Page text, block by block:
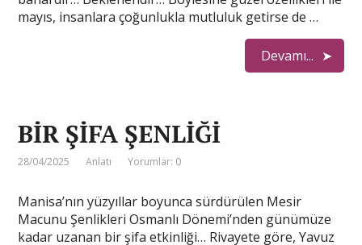
mayıs, insanlara çoğunlukla mutluluk getirse de …
Devamı...
BİR ŞİFA ŞENLİĞİ
28/04/2025 Anlatı Yorumlar: 0
Manisa’nın yüzyıllar boyunca sürdürülen Mesir
Macunu Şenlikleri Osmanlı Dönemi’nden günümüze
kadar uzanan bir şifa etkinliği… Rivayete göre, Yavuz